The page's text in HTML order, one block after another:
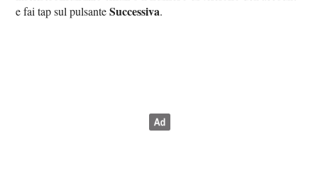
e fai tap sul pulsanteSuccessiva.